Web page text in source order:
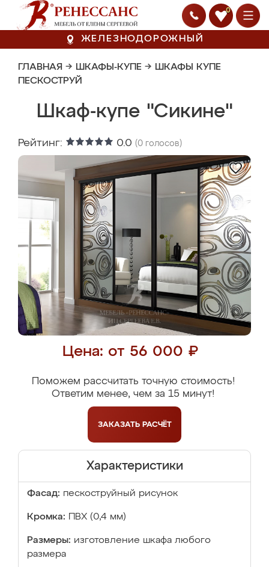
0
ЖЕЛЕЗНОДОРОЖНЫЙ
ГЛАВНАЯ → ШКАФЫ-КУПЕ → ШКАФЫ КУПЕ
ПЕСКОСТРУЙ
Шкаф-купе "Сикине"
Рейтинг: 0.0 (0 голосов)
Цена: от 56 000 ₽
Поможем рассчитать точную стоимость!
Ответим менее, чем за 15 минут!
ЗАКАЗАТЬ РАСЧЁТ
Характеристики
Фасад: пескоструйный рисунок
Кромка: ПВХ (0,4 мм)
Размеры: изготовление шкафа любого
размера